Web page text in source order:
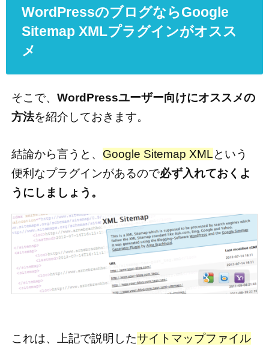
WordPressのブログならGoogle
Sitemap XMLプラグインがオスス
メ
そこで、 WordPressユーザー向けにオススメの
方法を紹介しておきます。
結論から言うと、 Google Sitemap XMLという
便利なプラグインがあるので必ず入れておくよ
うにしましょう。
これは、上記で説明したサイトマップファイル